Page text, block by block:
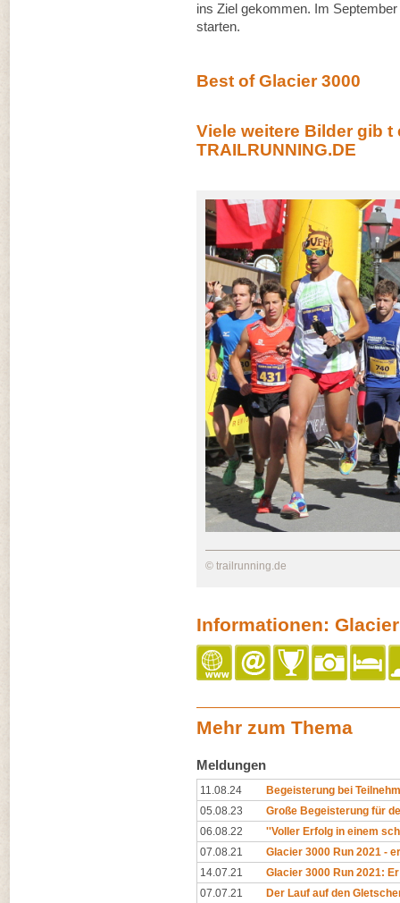
ins Ziel gekommen. Im
starten.
Best of Glacier 3000
Viele weitere Bilder gib t
TRAILRUNNING.DE
© trailrunning.de
Informationen:
Mehr zum Thema
Meldungen
11.08.24
Begeisterung bei
05.08.23
Große Begeisterung für
06.08.22
''Voller Erfolg in einem
07.08.21
Glacier 3000 Run 2021 -
14.07.21
Glacier 3000 Run 2021:
07.07.21
Der Lauf auf den